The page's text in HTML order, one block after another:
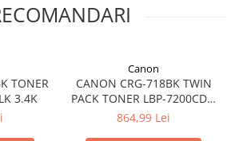
TONER
3.4K
Canon
CANON CRG-718BK TWIN
PACK TONER LBP-7200CDN
BLK 2 x 3.4K
864,99 Lei